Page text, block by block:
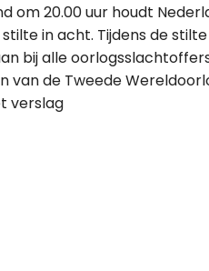
om 20.00 uur houdt
in acht. Tijdens de
bij alle
van de Tweede
verslag